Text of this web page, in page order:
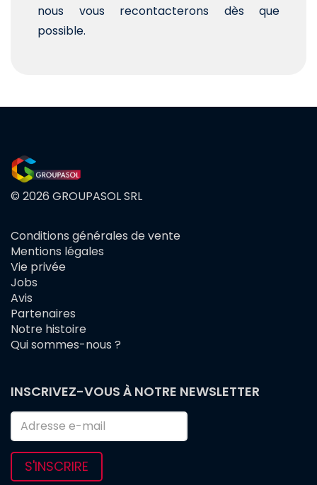
nous vous recontacterons dès que
possible.
© 2026 GROUPASOL SRL
FOOTER
MENU
Conditions générales de vente
Mentions légales
Vie privée
Jobs
Avis
Partenaires
Notre histoire
Qui sommes-nous ?
INSCRIVEZ-VOUS À NOTRE NEWSLETTER
S'INSCRIRE